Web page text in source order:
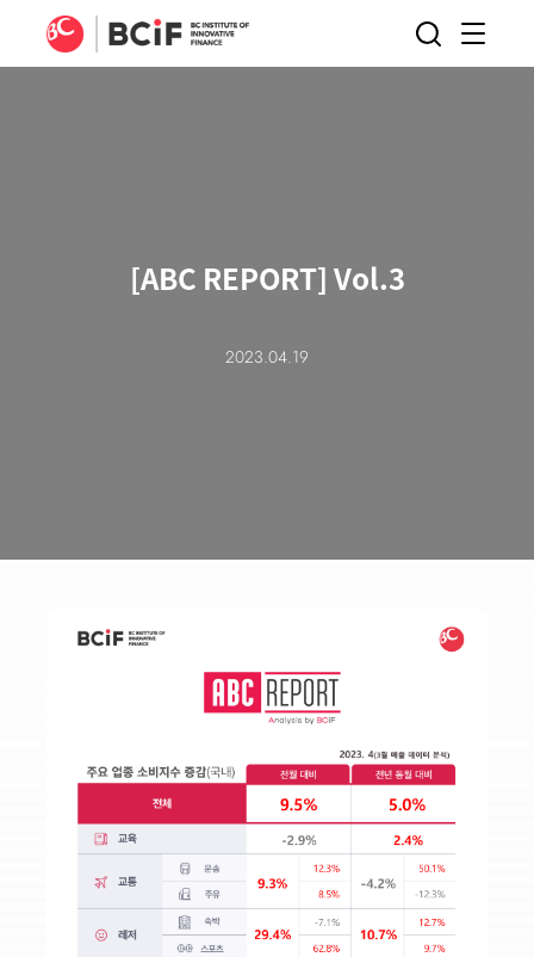
BCIF
메뉴
열기
검색
[ABC REPORT] Vol.3
2023.04.19